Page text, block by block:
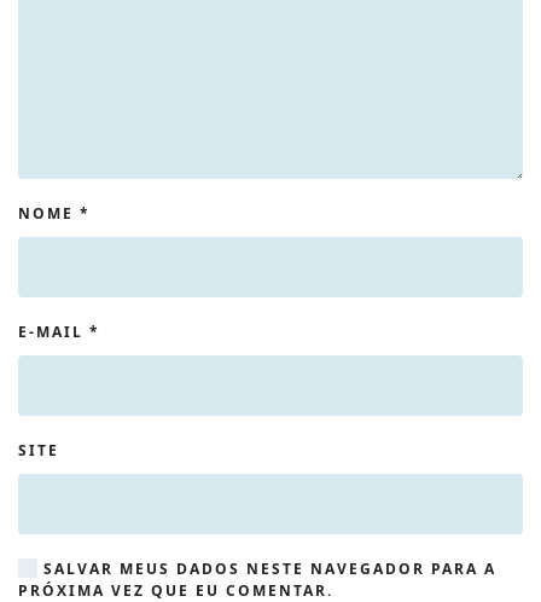
NOME *
E-MAIL *
SITE
SALVAR MEUS DADOS NESTE NAVEGADOR PARA A
PRÓXIMA VEZ QUE EU COMENTAR.